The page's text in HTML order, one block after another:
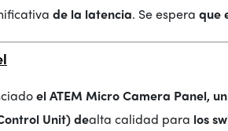
de la latencia. Se espera que
el ATEM Micro Camera Panel, un
Unit) dealta calidad para los